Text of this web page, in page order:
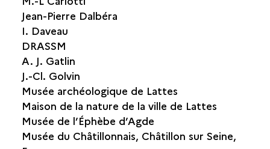
Jean-Pierre Dalbéra
I. Daveau
DRASSM
A. J. Gatlin
J.-Cl. Golvin
Musée archéologique de Lattes
Maison de la nature de la ville de Lattes
Musée de l’Éphèbe d’Agde
Musée du Châtillonnais, Châtillon sur Seine,